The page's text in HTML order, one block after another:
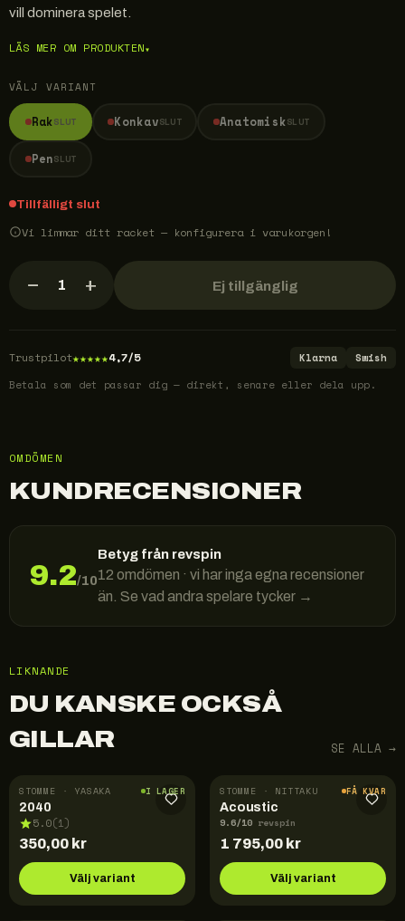
vill dominera spelet.
LÄS MER OM PRODUKTEN▾
VÄLJ VARIANT
RakSLUT KonkavSLUT AnatomiskSLUT
PenSLUT
Tillfälligt slut
Vi limmar ditt racket — konfigurera i varukorgen!
− 1 + Ej tillgänglig
Trustpilot★★★★★4,7/5 Klarna
Swish
Betala som det passar dig — direkt, senare eller dela upp.
OMDÖMEN
KUNDRECENSIONER
9.2/10
Betyg från revspin
12 omdömen · vi har inga egna recensioner
än. Se vad andra spelare tycker →
LIKNANDE
DU KANSKE OCKSÅ
GILLAR
SE ALLA →
STOMME · YASAKA I LAGER
2040
5.0(1)
350,00 kr
Välj variant
STOMME · NITTAKU FÅ KVAR
Acoustic
9.6/10 revspin
1 795,00 kr
Välj variant